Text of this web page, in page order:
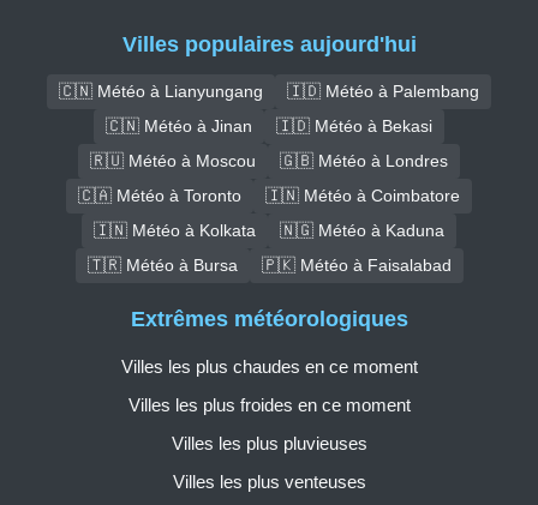
Villes populaires aujourd'hui
🇨🇳 Météo à Lianyungang
🇮🇩 Météo à Palembang
🇨🇳 Météo à Jinan
🇮🇩 Météo à Bekasi
🇷🇺 Météo à Moscou
🇬🇧 Météo à Londres
🇨🇦 Météo à Toronto
🇮🇳 Météo à Coimbatore
🇮🇳 Météo à Kolkata
🇳🇬 Météo à Kaduna
🇹🇷 Météo à Bursa
🇵🇰 Météo à Faisalabad
Extrêmes météorologiques
Villes les plus chaudes en ce moment
Villes les plus froides en ce moment
Villes les plus pluvieuses
Villes les plus venteuses